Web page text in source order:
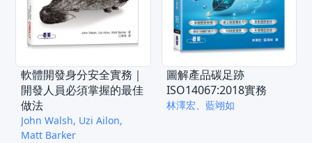
軟體開發身分安全實務｜
開發人員必須掌握的最佳
做法
John Walsh, Uzi Ailon,
Matt Barker
圖解產品碳足跡
ISO14067:2018實務
林澤宏、藍翊如